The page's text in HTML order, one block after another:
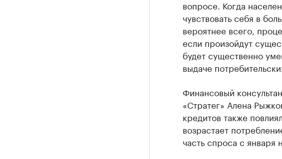
вопросе. Когда
чувствовать себя в
вероятнее всего,
если произойдут
будет существенно
выдаче
Финансовый
«Стратег» Алена
кредитов также
возрастает
часть спроса с января